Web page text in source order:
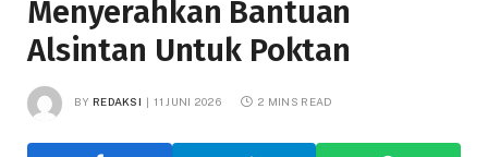
Menyerahkan Bantuan
Alsintan Untuk Poktan
BY REDAKSI 11 JUNI 2026 2 MINS READ